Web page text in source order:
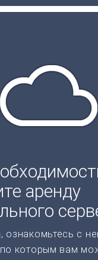
аренду
ознакомьтесь с
которым вам